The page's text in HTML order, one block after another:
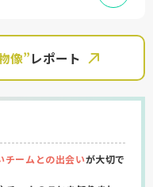
像”レポート
チームとの出会いが大切で